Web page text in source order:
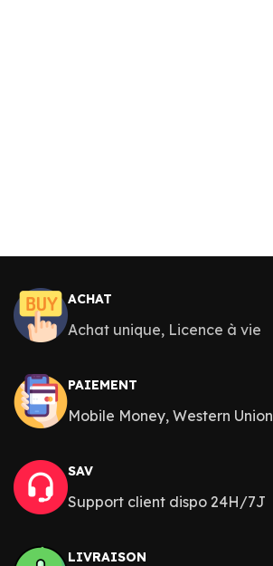
ACHAT
Achat unique, Licence à vie
PAIEMENT
Mobile Money, Western Union
SAV
Support client dispo 24H/7J
LIVRAISON